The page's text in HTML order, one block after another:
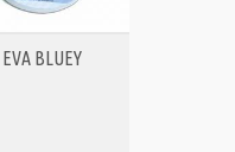
BLUEY